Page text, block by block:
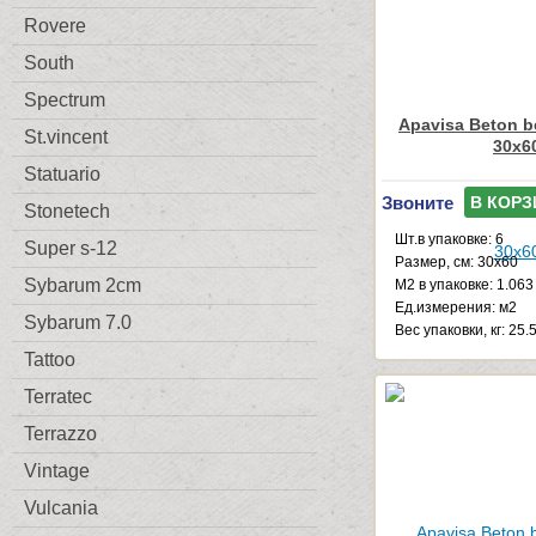
Rovere
South
Spectrum
St.vincent
Statuario
Stonetech
Super s-12
Sybarum 2cm
Sybarum 7.0
Tattoo
Terratec
Terrazzo
Vintage
Vulcania
Apavisa Beton
Звоните В
Шт.в упаковке: 6
Размер, см: 30x60
М2 в упаковке: 1.063
Ед.измерения: м2
Веc упаковки, кг: